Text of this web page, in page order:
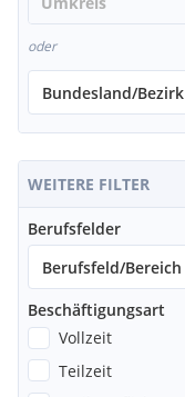
oder
Bundesland/Bezirk
WEITERE FILTER
Berufsfelder
Berufsfeld/Bereich
Beschäftigungsart
Vollzeit
Teilzeit